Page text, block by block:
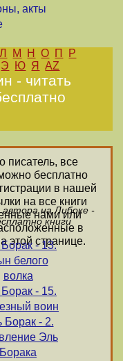
акты
Л М Н О П
Р
Э Ю Я AZ
- читать
писатель, все
бесплатно
в нашей
на все книги
нами или
в
этой странице.
на Либоке -
книги
- 13.
белого
волка
- 15.
воин
Борак - 2.
Эль
Борака